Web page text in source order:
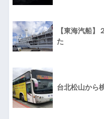
【東海汽船】
た
台北松山から